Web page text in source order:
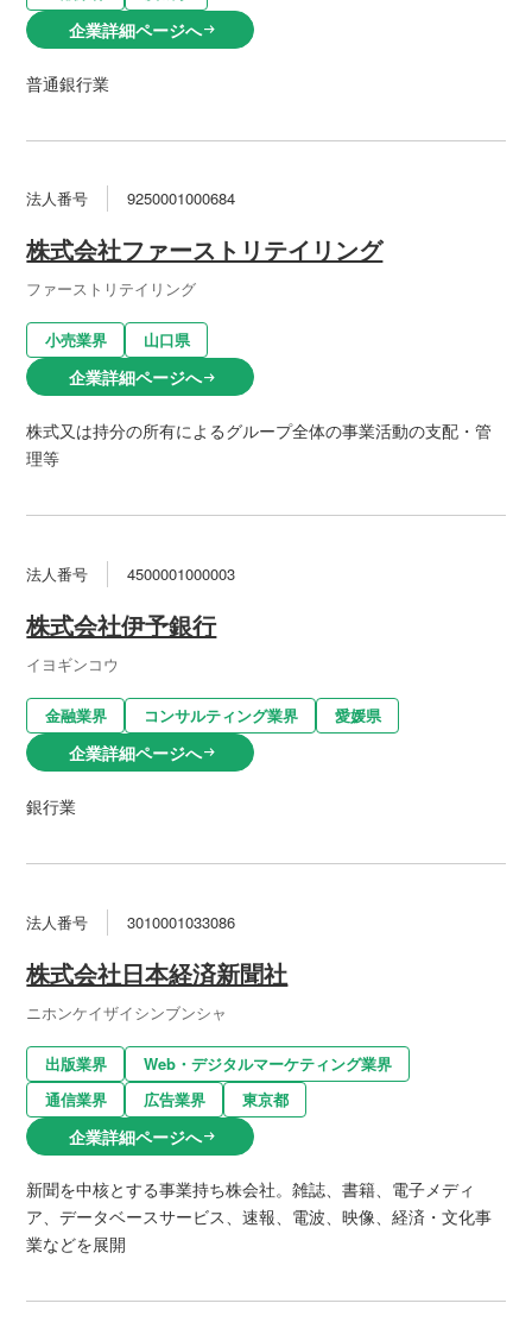
企業詳細ページへarrow_right_alt
普通銀行業
法人番号 9250001000684
株式会社ファーストリテイリング
ファーストリテイリング
小売業界 山口県
企業詳細ページへarrow_right_alt
株式又は持分の所有によるグループ全体の事業活動の支配・管
理等
法人番号 4500001000003
株式会社伊予銀行
イヨギンコウ
金融業界 コンサルティング業界 愛媛県
企業詳細ページへarrow_right_alt
銀行業
法人番号 3010001033086
株式会社日本経済新聞社
ニホンケイザイシンブンシャ
出版業界
Web・デジタルマーケティング業界
通信業界
広告業界 東京都
企業詳細ページへarrow_right_alt
新聞を中核とする事業持ち株会社。雑誌、書籍、電子メディ
ア、データベースサービス、速報、電波、映像、経済・文化事
業などを展開